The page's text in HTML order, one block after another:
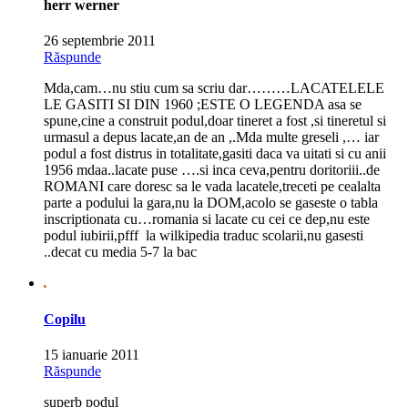
herr werner
26 septembrie 2011
Răspunde
Mda,cam…nu stiu cum sa scriu dar………LACATELELE
LE GASITI SI DIN 1960 ;ESTE O LEGENDA asa se
spune,cine a construit podul,doar tineret a fost ,si tineretul si
urmasul a depus lacate,an de an ,.Mda multe greseli ,… iar
podul a fost distrus in totalitate,gasiti daca va uitati si cu anii
1956 mdaa..lacate puse ….si inca ceva,pentru doritoriii..de
ROMANI care doresc sa le vada lacatele,treceti pe cealalta
parte a podului la gara,nu la DOM,acolo se gaseste o tabla
inscriptionata cu…romania si lacate cu cei ce dep,nu este
podul iubirii,pfff la wilkipedia traduc scolarii,nu gasesti
..decat cu media 5-7 la bac
Copilu
15 ianuarie 2011
Răspunde
superb podul